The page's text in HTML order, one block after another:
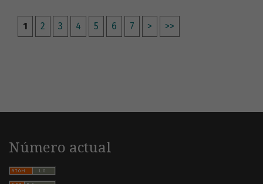
1 2 3 4 5 6 7 > >>
Número actual